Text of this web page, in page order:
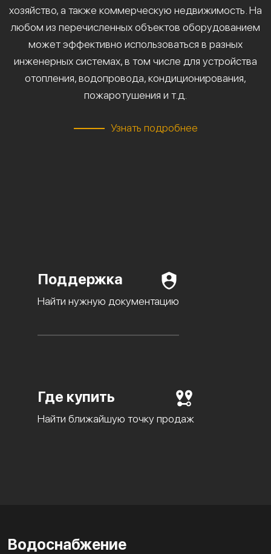
хозяйство, а также коммерческую недвижимость. На
любом из перечисленных объектов оборудованием
может эффективно использоваться в разных
инженерных системах, в том числе для устройства
отопления, водопровода, кондиционирования,
пожаротушения и т.д.
Узнать подробнее
Поддержка
Найти нужную документацию
Где купить
Найти ближайшую точку продаж
Водоснабжение